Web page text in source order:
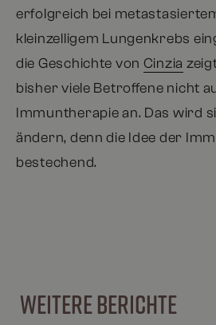
erfolgreich bei
kleinzelligem Lungenkrebs
die Geschichte von Cinzia
bisher viele Betroffene nicht
Immuntherapie an. Das wird
ändern, denn die Idee der
bestechend.
WEITERE BERICHTE